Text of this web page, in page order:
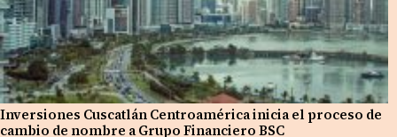
Inversiones Cuscatlán Centroamérica inicia el proceso de
cambio de nombre a Grupo Financiero BSC